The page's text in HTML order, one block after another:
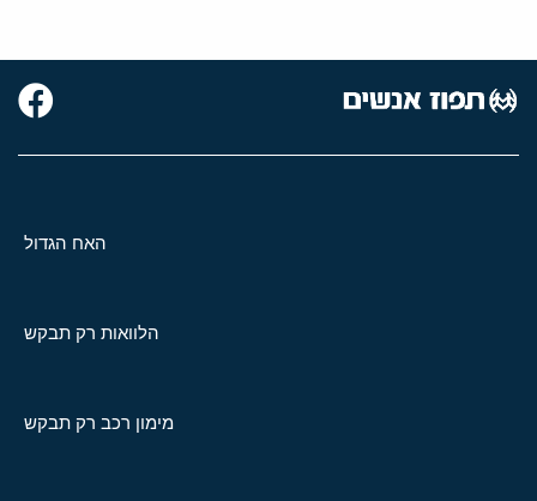
האח הגדול
הלוואות רק תבקש
מימון רכב רק תבקש